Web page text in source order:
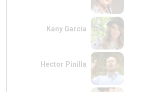
Kany García
Hector Pinilla